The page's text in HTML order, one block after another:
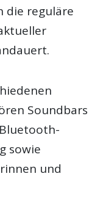
die reguläre
Soundbars
sowie
und